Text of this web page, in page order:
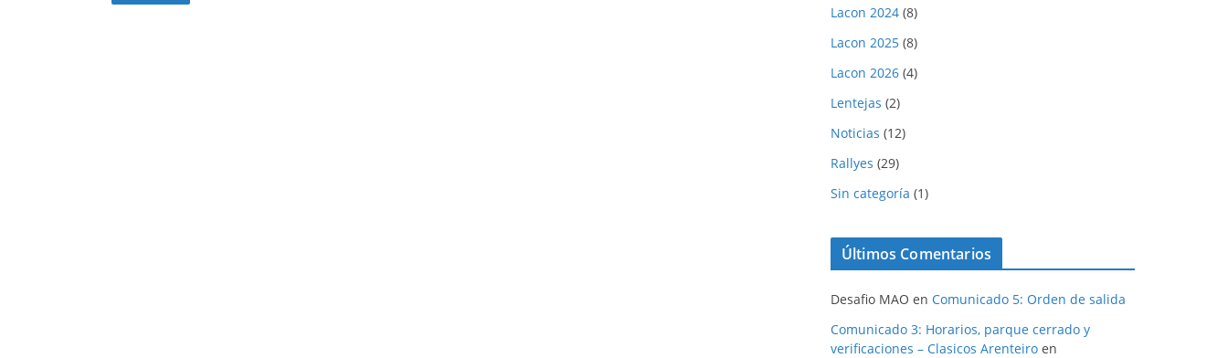
Lacon 2024 (8)
Lacon 2025 (8)
Lacon 2026 (4)
Lentejas (2)
Noticias (12)
Rallyes (29)
Sin categoría (1)
Últimos Comentarios
Desafio MAO en Comunicado 5: Orden de salida
Comunicado 3: Horarios, parque cerrado y
verificaciones – Clasicos Arenteiro en